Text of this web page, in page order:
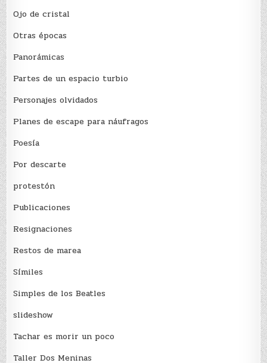
Ojo de cristal
Otras épocas
Panorámicas
Partes de un espacio turbio
Personajes olvidados
Planes de escape para náufragos
Poesía
Por descarte
protestón
Publicaciones
Resignaciones
Restos de marea
Sí­miles
Simples de los Beatles
slideshow
Tachar es morir un poco
Taller Dos Meninas